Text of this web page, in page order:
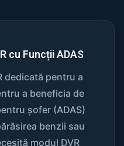
cu Funcții ADAS
dedicată pentru a
a beneficia de
șofer (ADAS)
benzii sau
modul DVR